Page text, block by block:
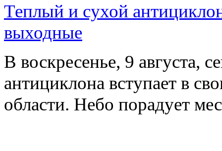
Теплый и сухой
выходные
В воскресенье, 9 августа,
антициклона вступает в
области. Небо порадует